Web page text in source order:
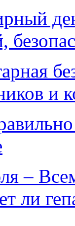
и
–
ли